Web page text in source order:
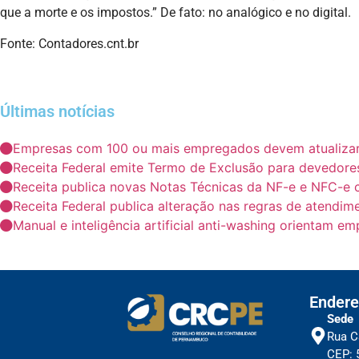
que a morte e os impostos.” De fato: no analógico e no digital.
Fonte: Contadores.cnt.br
Últimas notícias
Empresas com 100 ou mais empregados devem
Receita Federal emite Termo de Exclusão para
Receita publica novas Notas Técnicas da NF-e e NFC-
Receita Federal publica alteração nas regras de
Manual e inteligência artificial anti-washing orientam
Sede
Rua
CEP: